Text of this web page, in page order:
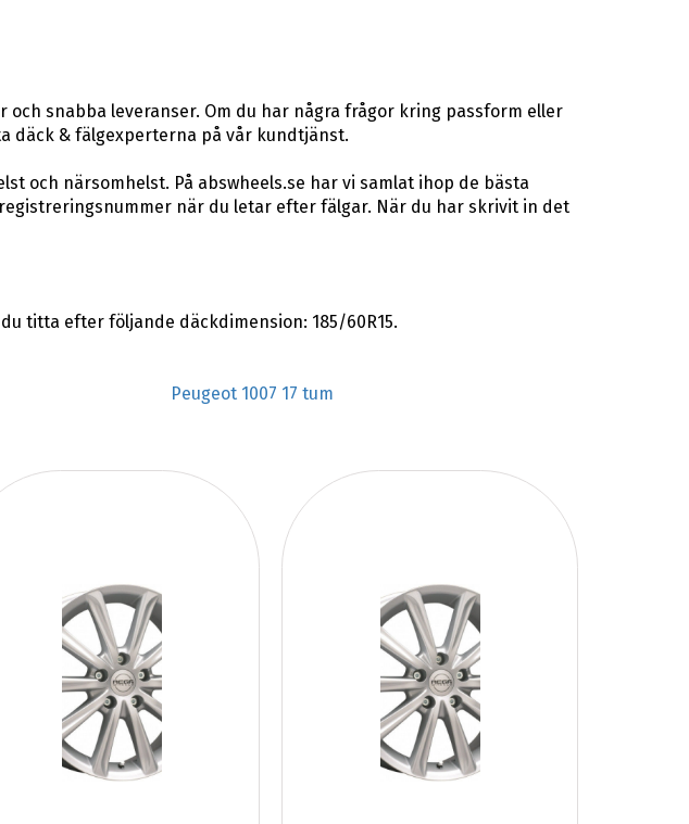
och snabba leveranser. Om du har några frågor kring passform eller
däck & fälgexperterna på vår kundtjänst.
och närsomhelst. På abswheels.se har vi samlat ihop de bästa
när du letar efter fälgar. När du har skrivit in det
titta efter följande däckdimension: 185/60R15.
Peugeot 1007 17 tum